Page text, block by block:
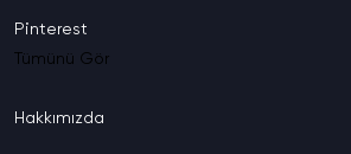
Pinterest
Tümünü Gör
Hakkımızda